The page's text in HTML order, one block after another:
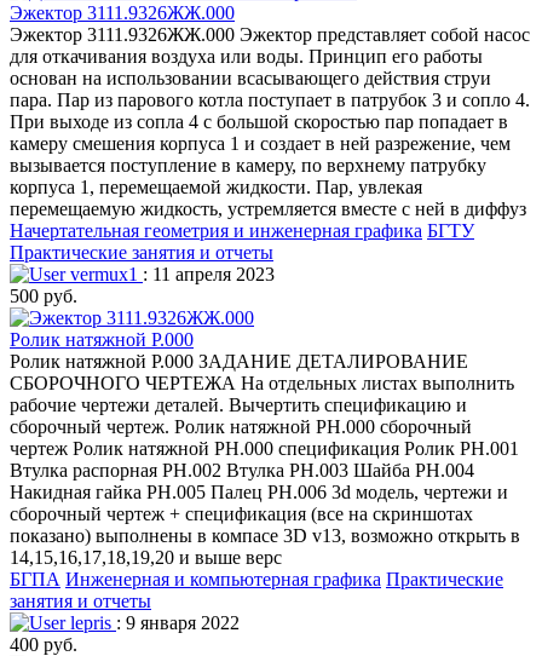
Эжектор 3111.9326ЖЖ.000
Эжектор 3111.9326ЖЖ.000 Эжектор представляет собой насос
для откачивания воздуха или воды. Принцип его работы
основан на использовании всасывающего действия струи
пара. Пар из парового котла поступает в патрубок 3 и сопло 4.
При выходе из сопла 4 с большой скоростью пар попадает в
камеру смешения корпуса 1 и создает в ней разрежение, чем
вызывается поступление в камеру, по верхнему патрубку
корпуса 1, перемещаемой жидкости. Пар, увлекая
перемещаемую жидкость, устремляется вместе с ней в диффуз
Начертательная геометрия и инженерная графика БГТУ
Практические занятия и отчеты
vermux1 : 11 апреля 2023
500 руб.
Ролик натяжной Р.000
Ролик натяжной Р.000 ЗАДАНИЕ ДЕТАЛИРОВАНИЕ
СБОРОЧНОГО ЧЕРТЕЖА На отдельных листах выполнить
рабочие чертежи деталей. Вычертить спецификацию и
сборочный чертеж. Ролик натяжной РН.000 сборочный
чертеж Ролик натяжной РН.000 спецификация Ролик РН.001
Втулка распорная РН.002 Втулка РН.003 Шайба РН.004
Накидная гайка РН.005 Палец РН.006 3d модель, чертежи и
сборочный чертеж + спецификация (все на скриншотах
показано) выполнены в компасе 3D v13, возможно открыть в
14,15,16,17,18,19,20 и выше верс
БГПА Инженерная и компьютерная графика Практические
занятия и отчеты
lepris : 9 января 2022
400 руб.